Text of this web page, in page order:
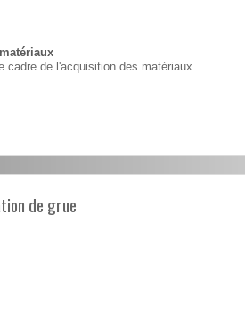
cadre de l'acquisition des matériaux.
de grue